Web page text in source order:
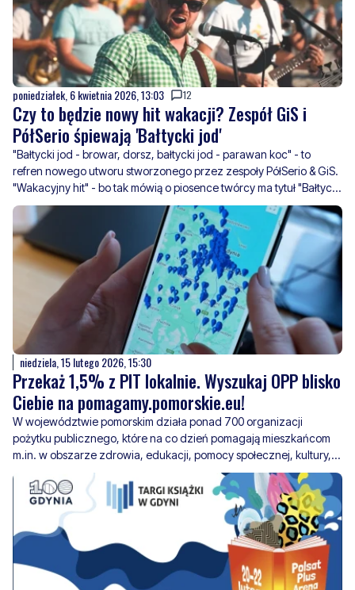
poniedziałek, 6 kwietnia 2026, 13:03 12
Czy to będzie nowy hit wakacji? Zespół GiS i
PółSerio śpiewają 'Bałtycki jod'
"Bałtycki jod - browar, dorsz, bałtycki jod - parawan koc" - to
refren nowego utworu stworzonego przez zespoły PółSerio & GiS.
"Wakacyjny hit" - bo tak mówią o piosence twórcy ma tytuł "Bałtycki
jod." Przypomnijmy, że w piątek zespół GiS z Kaszub wystąpił w
programie „Must Be The Music”.
niedziela, 15 lutego 2026, 15:30
Przekaż 1,5% z PIT lokalnie. Wyszukaj OPP blisko
Ciebie na pomagamy.pomorskie.eu!
W województwie pomorskim działa ponad 700 organizacji
pożytku publicznego, które na co dzień pomagają mieszkańcom
m.in. w obszarze zdrowia, edukacji, pomocy społecznej, kultury,
sportu czy ekologii. Wiele z nich robi naprawdę świetną robotę,
choć wciąż pozostaje mało rozpoznawalnych. Okres
rozliczeniowy PIT w 2026 roku trwa od 15 lutego do 30 kwietnia.
czwartek, 12 lutego 2026, 11:00